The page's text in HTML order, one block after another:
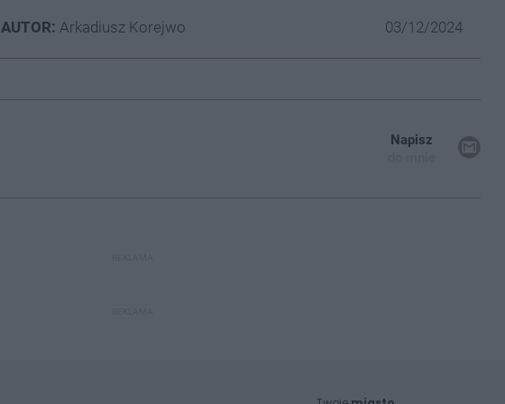
AUTOR: Arkadiusz Korejwo 03/12/2024
Napisz